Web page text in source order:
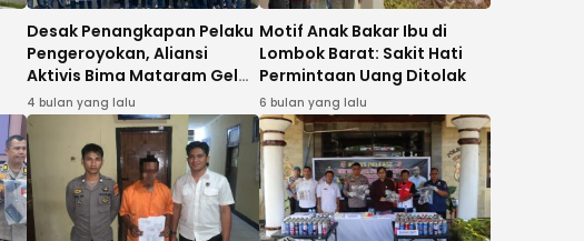
Desak Penangkapan Pelaku
Pengeroyokan, Aliansi
Aktivis Bima Mataram Gelar
Aksi di Polda NTB
4 bulan yang lalu
Motif Anak Bakar Ibu di
Lombok Barat: Sakit Hati
Permintaan Uang Ditolak
6 bulan yang lalu